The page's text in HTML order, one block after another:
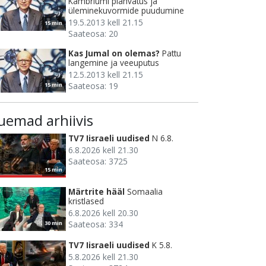
15 min
üleminekuvormide puudumine
19.5.2013 kell 21.15
Saateosa: 20
15 min
Kas Jumal on olemas? Pattu
langemine ja veeuputus
12.5.2013 kell 21.15
Saateosa: 19
arhiivis
15 min
TV7 Iisraeli uudised N 6.8.
6.8.2026 kell 21.30
Saateosa: 3725
30 min
Märtrite hääl Somaalia
kristlased
6.8.2026 kell 20.30
Saateosa: 334
TV7 Iisraeli uudised K 5.8.
5.8.2026 kell 21.30